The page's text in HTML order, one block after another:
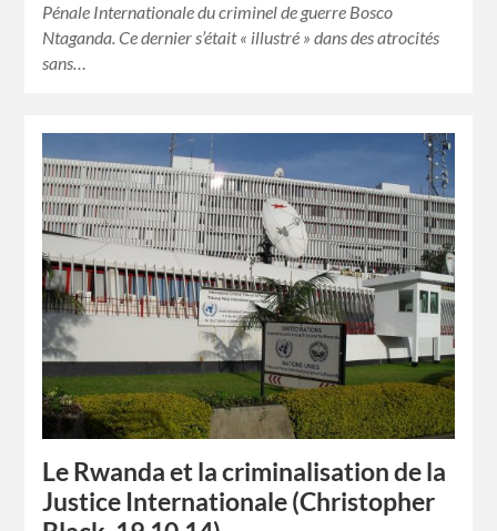
Pénale Internationale du criminel de guerre Bosco
Ntaganda. Ce dernier s’était « illustré » dans des atrocités
sans…
Le Rwanda et la criminalisation de la
Justice Internationale (Christopher